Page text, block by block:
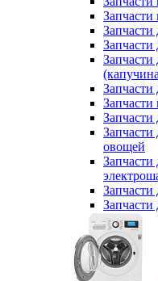
Запчасти
Запчасти
Запчасти
Запчасти
Запчасти
овощей
Запчасти
Запчасти
Запчасти